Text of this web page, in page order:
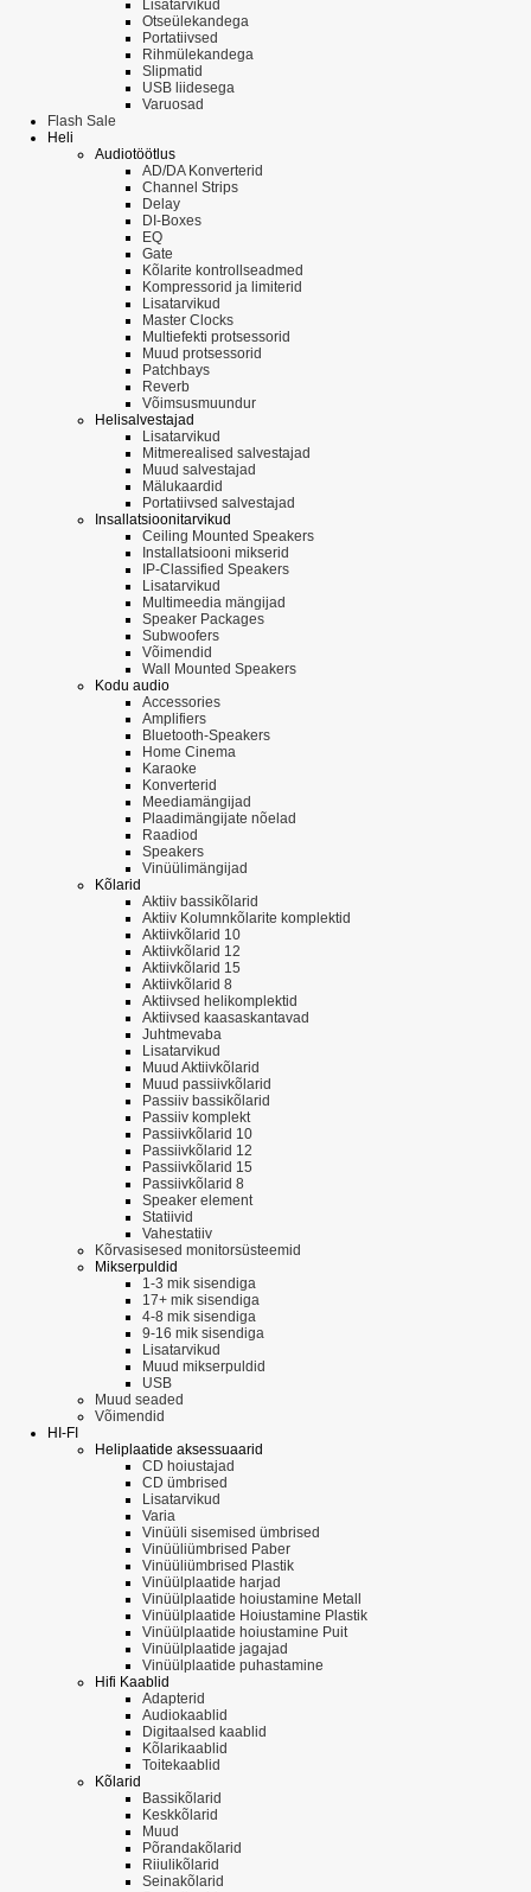
Lisatarvikud
Otseülekandega
Portatiivsed
Rihmülekandega
Slipmatid
USB liidesega
Varuosad
Flash Sale
Heli
Audiotöötlus
AD/DA Konverterid
Channel Strips
Delay
DI-Boxes
EQ
Gate
Kõlarite kontrollseadmed
Kompressorid ja limiterid
Lisatarvikud
Master Clocks
Multiefekti protsessorid
Muud protsessorid
Patchbays
Reverb
Võimsusmuundur
Helisalvestajad
Lisatarvikud
Mitmerealised salvestajad
Muud salvestajad
Mälukaardid
Portatiivsed salvestajad
Insallatsioonitarvikud
Ceiling Mounted Speakers
Installatsiooni mikserid
IP-Classified Speakers
Lisatarvikud
Multimeedia mängijad
Speaker Packages
Subwoofers
Võimendid
Wall Mounted Speakers
Kodu audio
Accessories
Amplifiers
Bluetooth-Speakers
Home Cinema
Karaoke
Konverterid
Meediamängijad
Plaadimängijate nõelad
Raadiod
Speakers
Vinüülimängijad
Kõlarid
Aktiiv bassikõlarid
Aktiiv Kolumnkõlarite komplektid
Aktiivkõlarid 10
Aktiivkõlarid 12
Aktiivkõlarid 15
Aktiivkõlarid 8
Aktiivsed helikomplektid
Aktiivsed kaasaskantavad
Juhtmevaba
Lisatarvikud
Muud Aktiivkõlarid
Muud passiivkõlarid
Passiiv bassikõlarid
Passiiv komplekt
Passiivkõlarid 10
Passiivkõlarid 12
Passiivkõlarid 15
Passiivkõlarid 8
Speaker element
Statiivid
Vahestatiiv
Kõrvasisesed monitorsüsteemid
Mikserpuldid
1-3 mik sisendiga
17+ mik sisendiga
4-8 mik sisendiga
9-16 mik sisendiga
Lisatarvikud
Muud mikserpuldid
USB
Muud seaded
Võimendid
HI-FI
Heliplaatide aksessuaarid
CD hoiustajad
CD ümbrised
Lisatarvikud
Varia
Vinüüli sisemised ümbrised
Vinüüliümbrised Paber
Vinüüliümbrised Plastik
Vinüülplaatide harjad
Vinüülplaatide hoiustamine Metall
Vinüülplaatide Hoiustamine Plastik
Vinüülplaatide hoiustamine Puit
Vinüülplaatide jagajad
Vinüülplaatide puhastamine
Hifi Kaablid
Adapterid
Audiokaablid
Digitaalsed kaablid
Kõlarikaablid
Toitekaablid
Kõlarid
Bassikõlarid
Keskkõlarid
Muud
Põrandakõlarid
Riiulikõlarid
Seinakõlarid